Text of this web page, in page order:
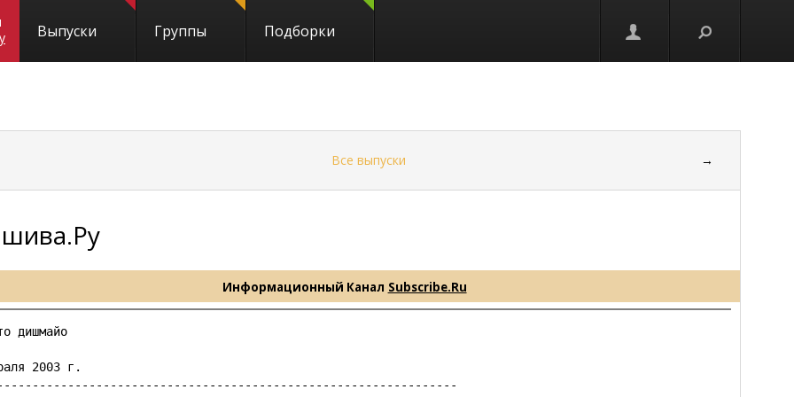
Выпуски Группы Подборки
Все выпуски →
Информационный Канал Subscribe.Ru
дишмайо
2003 г.